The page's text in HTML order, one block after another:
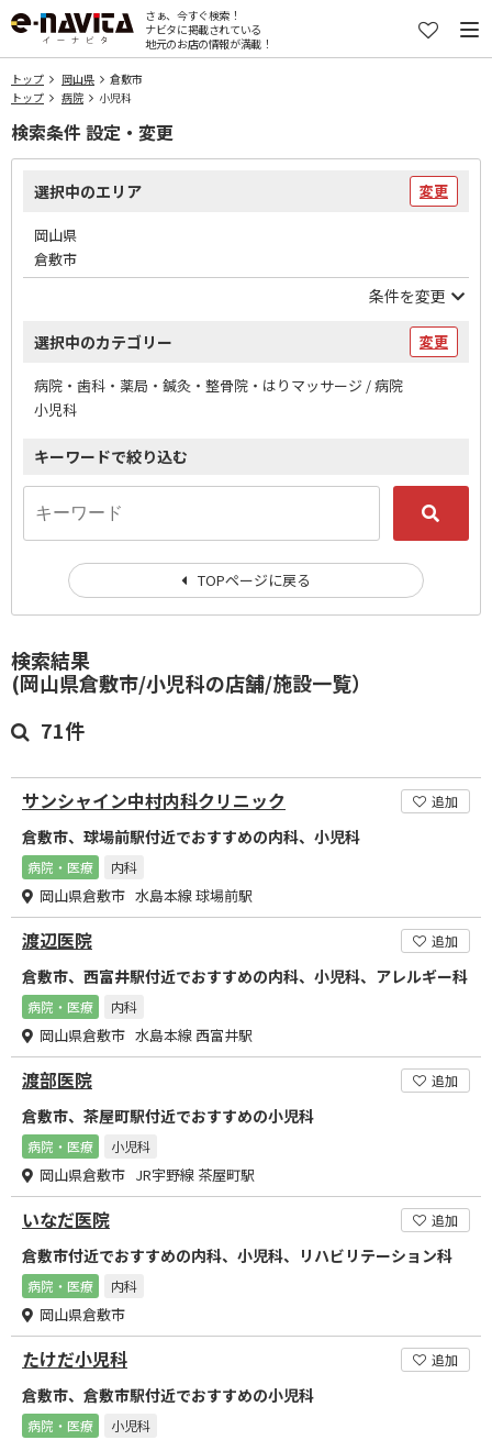
さぁ、今すぐ検索！
ナビタに掲載されている
地元のお店の情報が満載！
トップ 岡山県
倉敷市
トップ
病院 小児科
検索結果
(岡山県倉敷市/小児科の店舗/施設一覧）
71件
サンシャイン中村内科クリニック 追加
倉敷市、球場前駅付近でおすすめの内科、小児科
病院・医療 内科
岡山県倉敷市 水島本線 球場前駅
渡辺医院 追加
倉敷市、西富井駅付近でおすすめの内科、小児科、アレルギー科
病院・医療 内科
岡山県倉敷市 水島本線 西富井駅
渡部医院 追加
倉敷市、茶屋町駅付近でおすすめの小児科
病院・医療 小児科
岡山県倉敷市 JR宇野線 茶屋町駅
いなだ医院 追加
倉敷市付近でおすすめの内科、小児科、リハビリテーション科
病院・医療 内科
岡山県倉敷市
たけだ小児科 追加
倉敷市、倉敷市駅付近でおすすめの小児科
病院・医療 小児科
検索条件 設定・変更
選択中のエリア 変更
岡山県
倉敷市
条件を変更
選択中のカテゴリー 変更
病院・歯科・薬局・鍼灸・整骨院・はりマッサージ / 病院
小児科
キーワードで絞り込む
TOPページに戻る